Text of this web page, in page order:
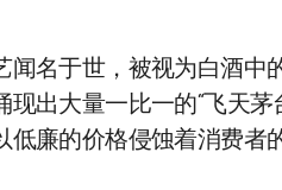
名于世，被视为白酒中
出大量一比一的“飞天茅
廉的价格侵蚀着消费者